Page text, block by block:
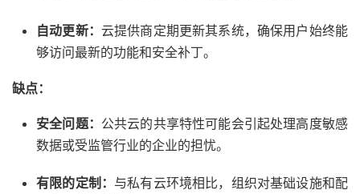
自动更新： 云提供商定期更新其系统，确保用户始终能
够访问最新的功能和安全补丁。
缺点：
安全问题： 公共云的共享特性可能会引起处理高度敏感
数据或受监管行业的企业的担忧。
有限的定制： 与私有云环境相比，组织对基础设施和配